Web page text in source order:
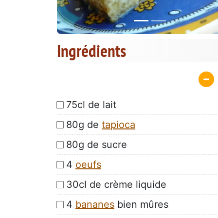
Ingrédients
75cl de lait
80g de tapioca
80g de sucre
4 oeufs
30cl de crème liquide
4 bananes bien mûres